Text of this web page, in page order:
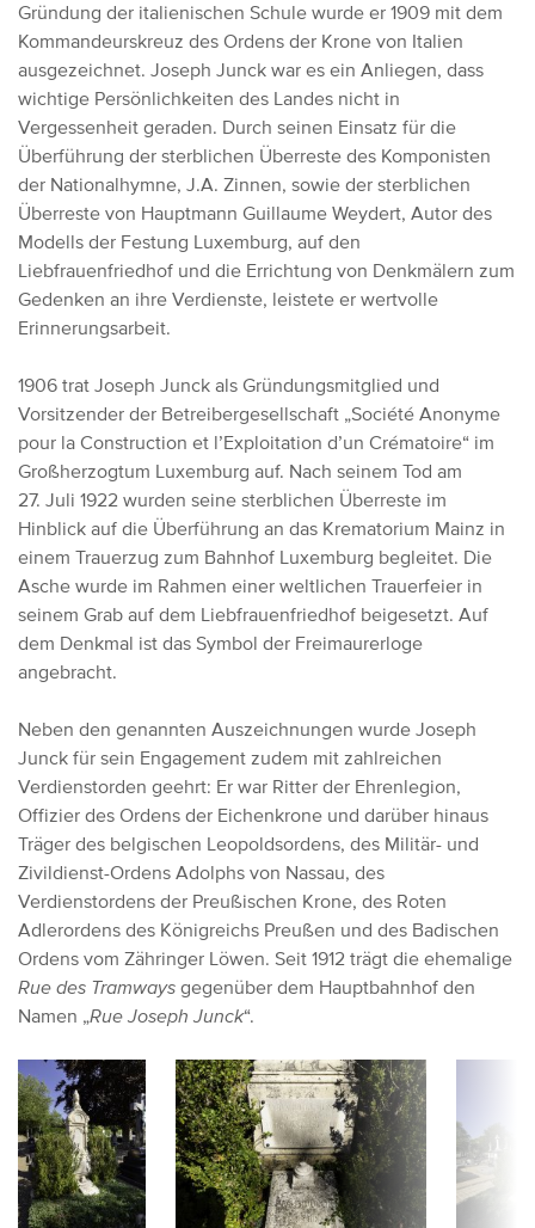
Gründung der italienischen Schule wurde er 1909 mit dem
Kommandeurskreuz des Ordens der Krone von Italien
ausgezeichnet. Joseph Junck war es ein Anliegen, dass
wichtige Persönlichkeiten des Landes nicht in
Vergessenheit geraden. Durch seinen Einsatz für die
Überführung der sterblichen Überreste des Komponisten
der Nationalhymne, J.A. Zinnen, sowie der sterblichen
Überreste von Hauptmann Guillaume Weydert, Autor des
Modells der Festung Luxemburg, auf den
Liebfrauenfriedhof und die Errichtung von Denkmälern zum
Gedenken an ihre Verdienste, leistete er wertvolle
Erinnerungsarbeit.
1906 trat Joseph Junck als Gründungsmitglied und
Vorsitzender der Betreibergesellschaft „Société Anonyme
pour la Construction et l’Exploitation d’un Crématoire“ im
Großherzogtum Luxemburg auf. Nach seinem Tod am
27. Juli 1922 wurden seine sterblichen Überreste im
Hinblick auf die Überführung an das Krematorium Mainz in
einem Trauerzug zum Bahnhof Luxemburg begleitet. Die
Asche wurde im Rahmen einer weltlichen Trauerfeier in
seinem Grab auf dem Liebfrauenfriedhof beigesetzt. Auf
dem Denkmal ist das Symbol der Freimaurerloge
angebracht.
Neben den genannten Auszeichnungen wurde Joseph
Junck für sein Engagement zudem mit zahlreichen
Verdienstorden geehrt: Er war Ritter der Ehrenlegion,
Offizier des Ordens der Eichenkrone und darüber hinaus
Träger des belgischen Leopoldsordens, des Militär- und
Zivildienst-Ordens Adolphs von Nassau, des
Verdienstordens der Preußischen Krone, des Roten
Adlerordens des Königreichs Preußen und des Badischen
Ordens vom Zähringer Löwen. Seit 1912 trägt die ehemalige
Rue des Tramways gegenüber dem Hauptbahnhof den
Namen „Rue Joseph Junck“.